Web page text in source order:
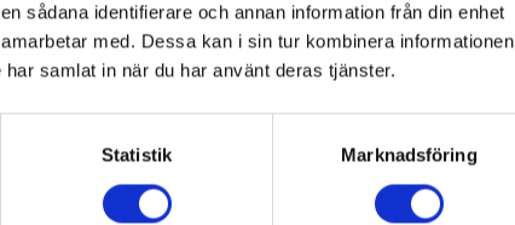
sådana identifierare och annan information från din enhet
med. Dessa kan i sin tur kombinera informationen
samlat in när du har använt deras tjänster.
Statistik Marknadsföring
23 Aug, 2026
17th IIR-Gustav Lorentzen Conference
Hamilton, Nya Zeeland
17 Sep, 2026
Markaryd, Sverige
13 Okt, 2026